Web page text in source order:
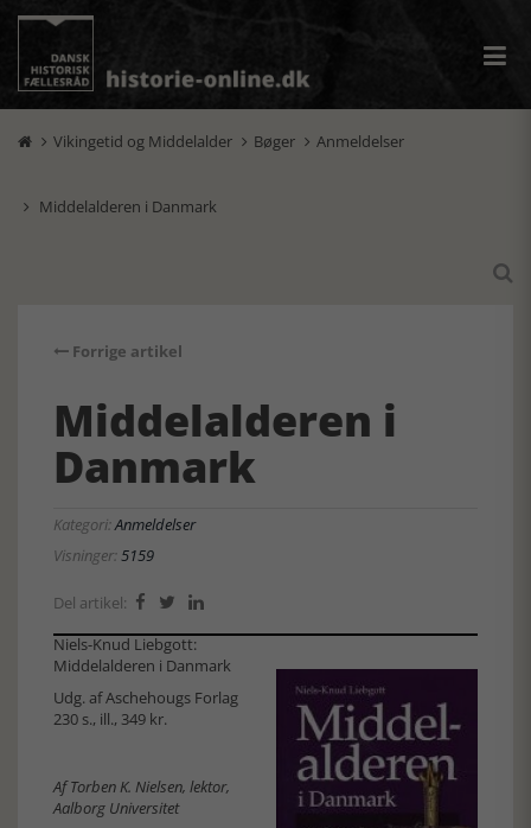
 Vikingetid og Middelalder  Bøger  Anmeldelser
 Middelalderen i Danmark

Forrige artikel
Middelalderen i
Danmark
Kategori:Anmeldelser
Visninger:5159
Del artikel:   
Niels-Knud Liebgott:
Middelalderen i Danmark
Udg. af Aschehougs Forlag
230 s., ill., 349 kr.
Af Torben K. Nielsen, lektor,
Aalborg Universitet